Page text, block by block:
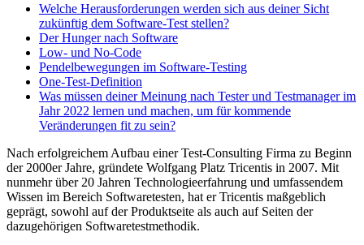
Welche Herausforderungen werden sich aus deiner Sicht
zukünftig dem Software-Test stellen?
Der Hunger nach Software
Low- und No-Code
Pendelbewegungen im Software-Testing
One-Test-Definition
Was müssen deiner Meinung nach Tester und Testmanager im
Jahr 2022 lernen und machen, um für kommende
Veränderungen fit zu sein?
Nach erfolgreichem Aufbau einer Test-Consulting Firma zu Beginn
der 2000er Jahre, gründete Wolfgang Platz Tricentis in 2007. Mit
nunmehr über 20 Jahren Technologieerfahrung und umfassendem
Wissen im Bereich Softwaretesten, hat er Tricentis maßgeblich
geprägt, sowohl auf der Produktseite als auch auf Seiten der
dazugehörigen Softwaretestmethodik.